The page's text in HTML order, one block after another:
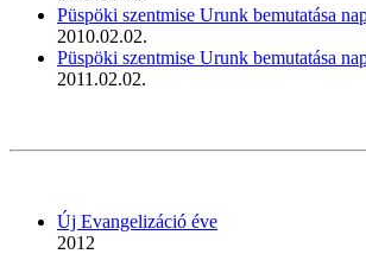
Püspöki szentmise Urunk bemutatása
2010.02.02.
Püspöki szentmise Urunk bemutatása
2011.02.02.
Új Evangelizáció éve
2012